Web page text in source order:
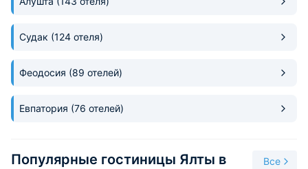
роскошным фейерверком.
Август один из самых дорогих месяцев для отдыха не
только в Ялте, но и во всех курортах Черноморского
побережья. Планировать проживание лучше заранее,
иначе к назначенному сроку выбирать придется самое
Судак (124 отеля)
Феодосия (89 отелей)
Евпатория (76 отелей)
Популярные гостиницы Ялты в
Все